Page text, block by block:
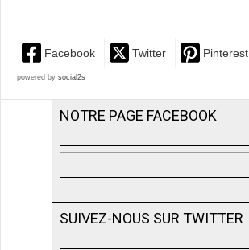
Facebook Twitter Pinterest
powered by social2s
NOTRE PAGE FACEBOOK
SUIVEZ-NOUS SUR TWITTER